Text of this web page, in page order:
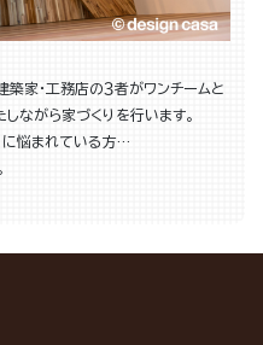
家・工務店の３者がワンチームと
ながら家づくりを行います。
に悩まれている方…